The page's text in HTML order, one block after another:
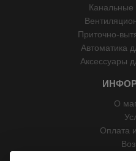
Канальные
Приточно-
Автоматика
Аксессуары
О
Оплата